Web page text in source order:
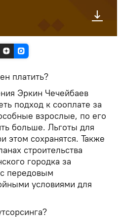
платить?
Эркин Чечейбаев
подход к сооплате за
взрослые, по его
больше. Льготы для
этом сохранятся. Также
строительства
городка за
передовым
условиями для